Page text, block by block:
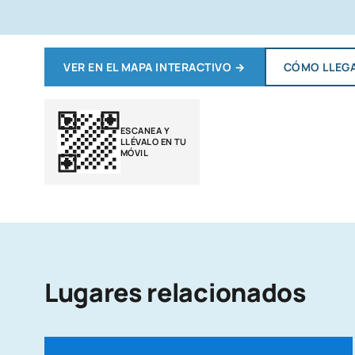
VER EN EL MAPA INTERACTIVO → CÓMO
ESCANEA Y
LLÉVALO EN TU
MÓVIL
Lugares relacionados